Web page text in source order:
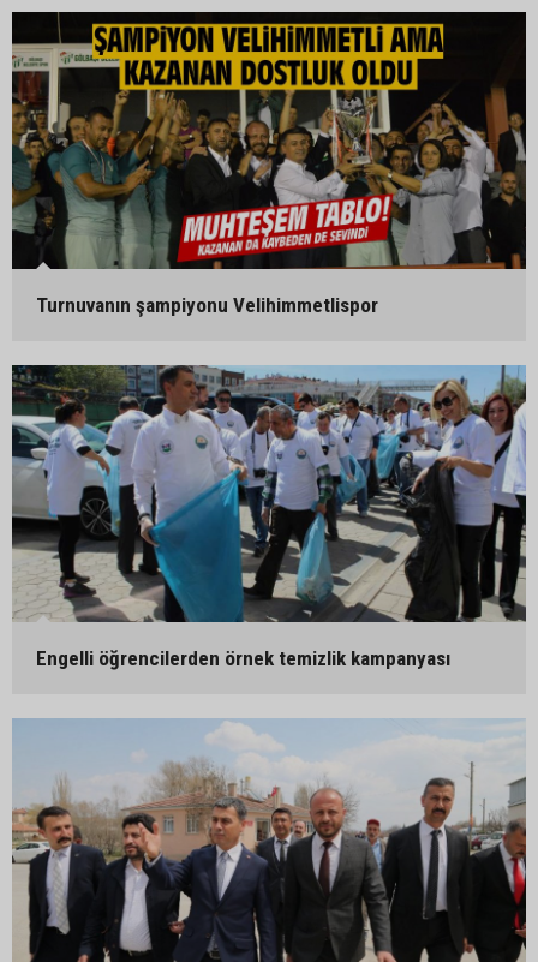
Turnuvanın şampiyonu Velihimmetlispor
Engelli öğrencilerden örnek temizlik kampanyası